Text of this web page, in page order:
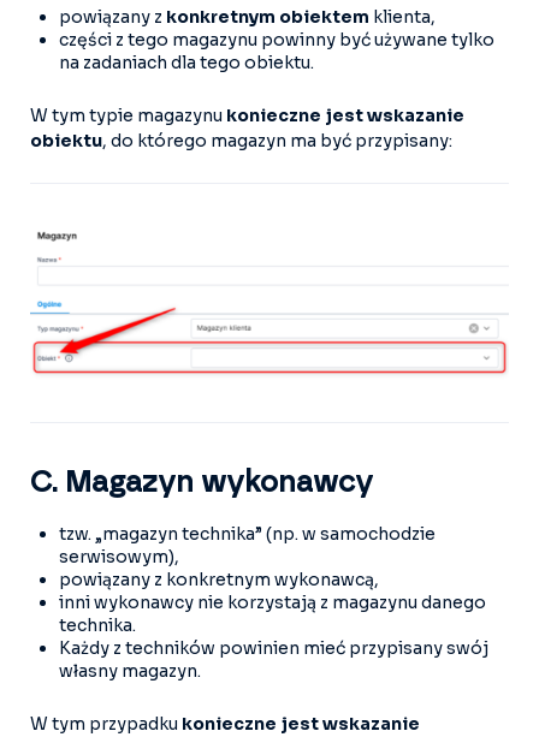
powiązany z konkretnym obiektem klienta,
części z tego magazynu powinny być używane tylko
na zadaniach dla tego obiektu.
W tym typie magazynu konieczne jest wskazanie
obiektu, do którego magazyn ma być przypisany:
C. Magazyn wykonawcy
tzw. „magazyn technika” (np. w samochodzie
serwisowym),
powiązany z konkretnym wykonawcą,
inni wykonawcy nie korzystają z magazynu danego
technika.
Każdy z techników powinien mieć przypisany swój
własny magazyn.
W tym przypadku konieczne jest wskazanie